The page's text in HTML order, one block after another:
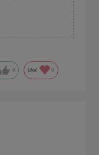
0 Like! 0